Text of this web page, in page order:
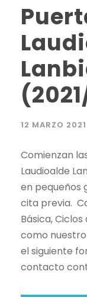
12 MARZO 2021
Comienzan
Laudioalde
en pequeños
cita previa.
Básica,
como
el siguiente
contacto